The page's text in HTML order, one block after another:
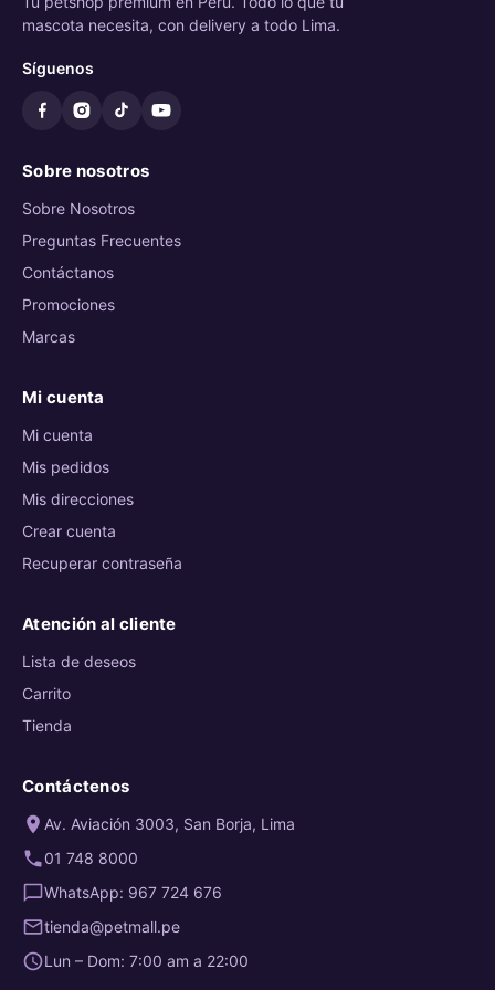
mascota necesita, con delivery a todo Lima.
Síguenos
Sobre nosotros
Sobre Nosotros
Preguntas Frecuentes
Contáctanos
Promociones
Marcas
Mi cuenta
Mi cuenta
Mis pedidos
Mis direcciones
Crear cuenta
Recuperar contraseña
Atención al cliente
Lista de deseos
Carrito
Tienda
Contáctenos
Av. Aviación 3003, San Borja, Lima
01 748 8000
WhatsApp: 967 724 676
tienda@petmall.pe
Lun – Dom: 7:00 am a 22:00